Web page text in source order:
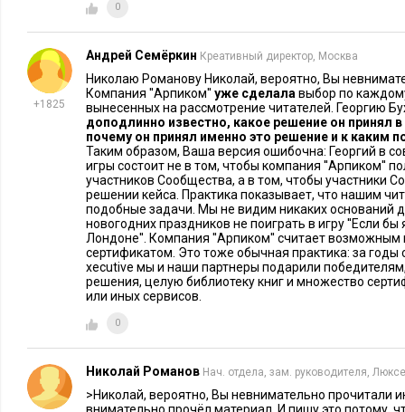
более широком смысле – поколение 35-65 лет. Сейчас
ресторане 90% мужчин, это характерно и для других дней,
посетителей меняется, потому что клиенты приходят с
родителями. Половина людей – наши постоянные
еженедельно или через неделю. Есть такие, которые
:Клиенты бронируют столики?
Это было особенно удивительно после Москвы –
столы, причем, задолго до визита. Московская традиция
или «Давай через час встретимся там-то?». В Лондоне же
месяца вперед. Сегодня был гость, который просил
2010 года. Мы спросили, зачем? Ответ был: «Я хочу в
Рождеством встретиться с друзьями. Я точно знаю, что
Executive:Туристы, снующие по Оксфорд стрит и
целевую аудиторию?
0
+1825
Андрей Семёркин Креативный директор, Москва
Николаю Романову Николай, вероятно, Вы
Компания ''Арпиком'' уже сделала выбор по
вынесенных на рассмотрение читателей. Георгию
доподлинно известно, какое решение он принял
почему он принял именно это решение и к каким
Таким образом, Ваша версия ошибочна: Георгий в
игры состоит не в том, чтобы компания ''Арпиком''
участников Сообщества, а в том, чтобы участники
решении кейса. Практика показывает, что нашим
подобные задачи. Мы не видим никаких оснований
новогодних праздников не поиграть в игру ''Если бы
Лондоне''. Компания ''Арпиком'' считает возможным
сертификатом. Это тоже обычная практика: за годы
xecutive мы и наши партнеры подарили
решения, целую библиотеку книг и множество
или иных сервисов.
0
Николай Романов Нач. отдела, зам. руководителя,
>Николай, вероятно, Вы невнимательно прочитали